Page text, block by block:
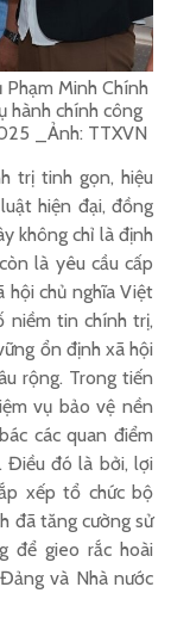
Minh Chính
hành chính công
_Ảnh: TTXVN
trị tinh gọn, hiệu
hiện đại, đồng
không chỉ là định
là yêu cầu cấp
hội chủ nghĩa Việt
niềm tin chính trị,
ổn định xã hội
rộng. Trong tiến
vụ bảo vệ nền
các quan điểm
Điều đó là bởi, lợi
xếp tổ chức bộ
đã tăng cường sử
để gieo rắc hoài
và Nhà nước